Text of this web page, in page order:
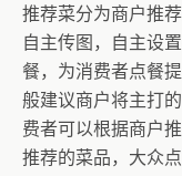
推荐菜分为商户推
自主传图，自主设
餐，为消费者点餐
般建议商户将主打
费者可以根据商户
推荐的菜品，大众